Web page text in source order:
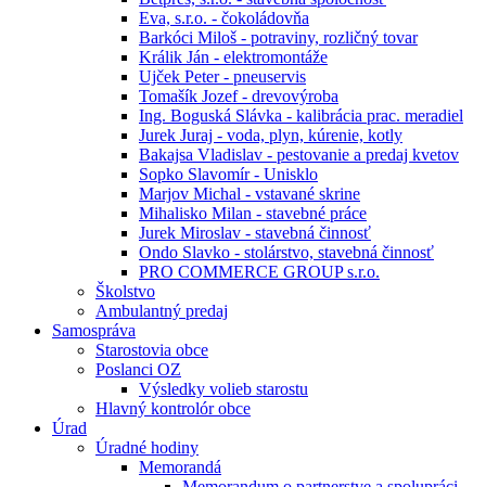
Eva, s.r.o. - čokoládovňa
Barkóci Miloš - potraviny, rozličný tovar
Králik Ján - elektromontáže
Ujček Peter - pneuservis
Tomašík Jozef - drevovýroba
Ing. Boguská Slávka - kalibrácia prac. meradiel
Jurek Juraj - voda, plyn, kúrenie, kotly
Bakajsa Vladislav - pestovanie a predaj kvetov
Sopko Slavomír - Unisklo
Marjov Michal - vstavané skrine
Mihalisko Milan - stavebné práce
Jurek Miroslav - stavebná činnosť
Ondo Slavko - stolárstvo, stavebná činnosť
PRO COMMERCE GROUP s.r.o.
Školstvo
Ambulantný predaj
Samospráva
Starostovia obce
Poslanci OZ
Výsledky volieb starostu
Hlavný kontrolór obce
Úrad
Úradné hodiny
Memorandá